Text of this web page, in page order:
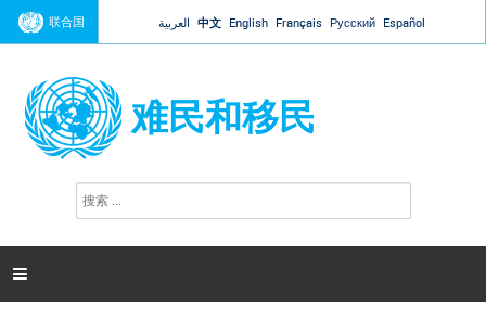
Jump to navigation
联合国 العربية 中文 English Français Русский Español
难民和移民
搜
索
